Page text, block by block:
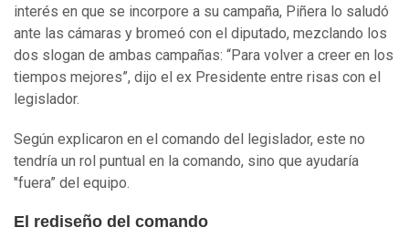
interés en que se incorpore a su campaña, Piñera lo saludó
ante las cámaras y bromeó con el diputado, mezclando los
dos slogan de ambas campañas: “Para volver a creer en los
tiempos mejores”, dijo el ex Presidente entre risas con el
legislador.
Según explicaron en el comando del legislador, este no
tendría un rol puntual en la comando, sino que ayudaría
"fuera” del equipo.
El rediseño del comando